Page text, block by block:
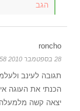
הגב
roncho
28 בספטמבר 2010 at 20:58 (16 שנים ago)
תגובה לעינב
הכנתי את העוגה
יצאה קשה מלמעלה